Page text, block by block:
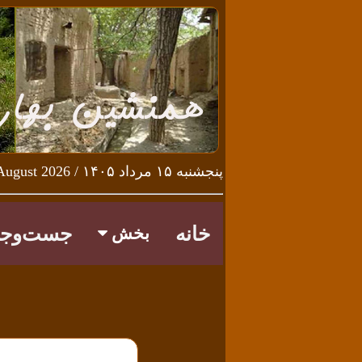
پنجشنبه ۱۵ مرداد ۱۴۰۵ / Thursday 6th August 2026
خانه بخش